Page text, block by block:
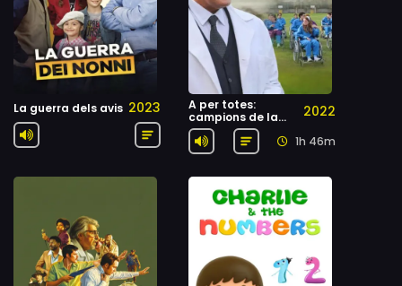
La guerra dels avis 2023
A per totes:
campions de la
vida
2022
1h 46m